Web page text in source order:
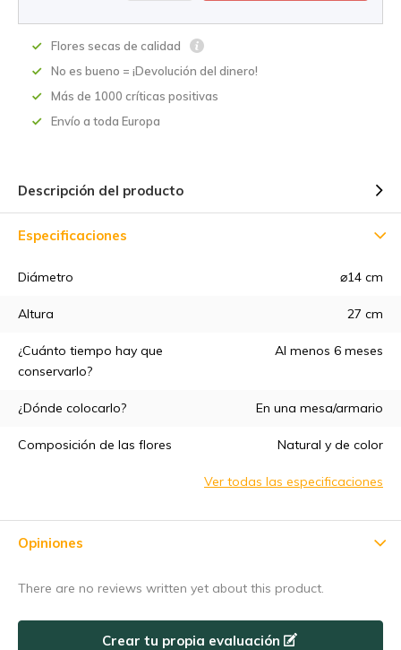
Flores secas de calidad
No es bueno = ¡Devolución del dinero!
Más de 1000 críticas positivas
Envío a toda Europa
Descripción del producto
Especificaciones
Diámetro ⌀14 cm
Altura 27 cm
¿Cuánto tiempo hay que
conservarlo?
Al menos 6 meses
¿Dónde colocarlo? En una mesa/armario
Composición de las flores Natural y de color
Ver todas las especificaciones
Opiniones
There are no reviews written yet about this product.
Crear tu propia evaluación
Suscríbete a nuestro boletín de noticias para estar al día de
caduque!